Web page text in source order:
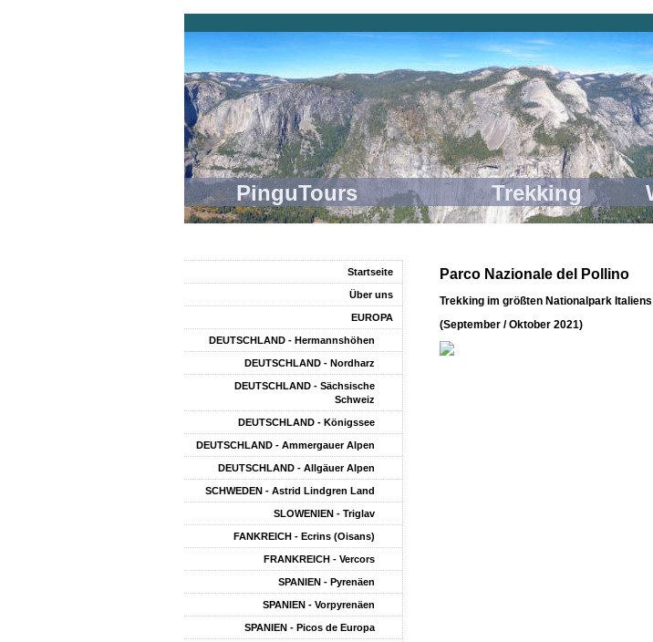
PinguTours Trekking
Parco Nazionale del Pollino
Trekking im größten Nationalpark Italiens
(September / Oktober 2021)
Startseite
Über uns
EUROPA
DEUTSCHLAND - Hermannshöhen
DEUTSCHLAND - Nordharz
DEUTSCHLAND - Sächsische
Schweiz
DEUTSCHLAND - Königssee
DEUTSCHLAND - Ammergauer Alpen
DEUTSCHLAND - Allgäuer Alpen
SCHWEDEN - Astrid Lindgren Land
SLOWENIEN - Triglav
FANKREICH - Ecrins (Oisans)
FRANKREICH - Vercors
SPANIEN - Pyrenäen
SPANIEN - Vorpyrenäen
SPANIEN - Picos de Europa